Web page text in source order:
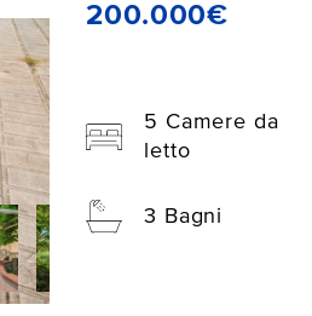
200.000€
5 Camere da
letto
3 Bagni